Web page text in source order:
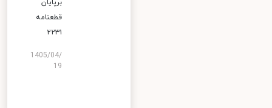
برپایان
قطعنامه
۲۲۳۱
1405/04/
19